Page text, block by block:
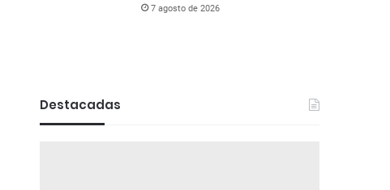
7 agosto de 2026
Destacadas